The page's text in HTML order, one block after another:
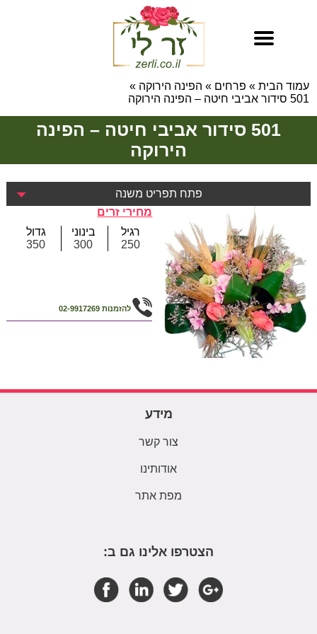
עמוד הבית » פרחים » הפינה הירוקה »
501 סידור אביבי חיטה – הפינה הירוקה
501 סידור אביבי חיטה – הפינה
הירוקה
פתח תפריט משנה
מחירי זרים
רגיל
250
בינוני
300
גדול
350
להזמנות 02-9917269
מידע
צור קשר
אודותינו
מפת אתר
הצטרפו אלינו גם ב: